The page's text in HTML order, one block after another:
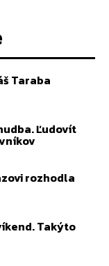
Taraba
Ľudovít
rozhodla
Takýto